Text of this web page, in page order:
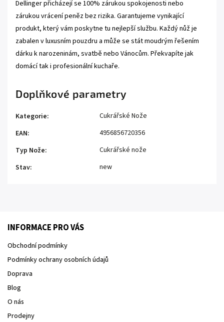
Dellinger přicházejí se 100% zárukou spokojenosti nebo
zárukou vrácení peněz bez rizika. Garantujeme vynikající
produkt, který vám poskytne tu nejlepší službu. Každý nůž je
zabalen v luxusním pouzdru a může se stát moudrým řešením
dárku k narozeninám, svatbě nebo Vánocům. Překvapíte jak
domácí tak i profesionální kuchaře.
Doplňkové parametry
Kategorie:
Cukrářské Nože
EAN:
4956856720356
Typ Nože:
Cukrářské nože
Stav: new
INFORMACE PRO VÁS
Obchodní podmínky
Podmínky ochrany osobních údajů
Doprava
Blog
O nás
Prodejny